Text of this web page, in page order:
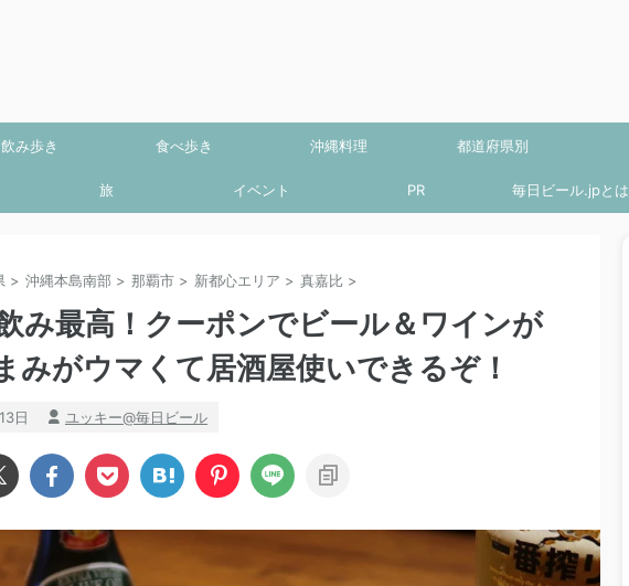
飲み歩き 食べ歩き 沖縄料理 都道府県別
旅 イベント PR 毎日ビール.jpとは
> 沖縄本島南部 > 那覇市 > 新都心エリア > 真嘉比 >
み最高！クーポンでビール＆ワインが
みがウマくて居酒屋使いできるぞ！
日 ユッキー@毎日ビール